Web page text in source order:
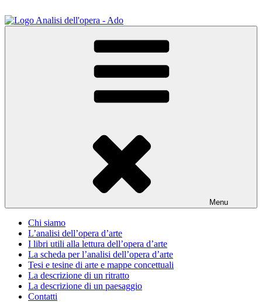
al
contenuto
Osservare le opere d'arte per capirle e imparare ad amarle
Menu
Chi siamo
L’analisi dell’opera d’arte
I libri utili alla lettura dell’opera d’arte
La scheda per l’analisi dell’opera d’arte
Tesi e tesine di arte e mappe concettuali
La descrizione di un ritratto
La descrizione di un paesaggio
Contatti